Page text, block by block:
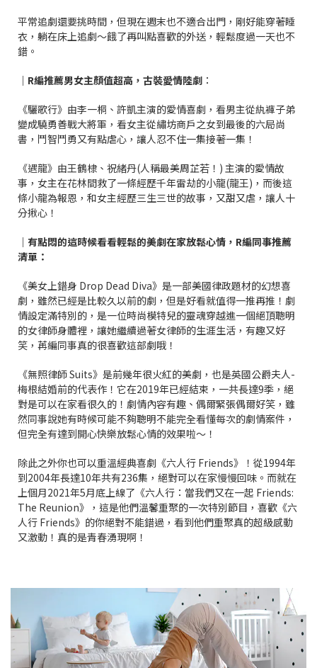
平常追劇還要挑時間，但現在週末也不適合出門，剛好能穿著睡
衣，躺在床上追劇～餓了再叫點喜歡的外送，輕鬆度過一天也不
錯。
｜R編推薦男女主顏值超高，古裝愛情陸劇 ：
《驪歌行》由李一桐、許凱主演的愛情喜劇，看男主從紈褲子弟
變成驍勇善戰大將軍，看女主從繡坊商戶之女到最後的六局尚
書，鬥智鬥勇又有點虐心，讓人忍不住一集接著一集！
《遇龍》由王鶴棣、祝緒丹(人稱最美周芷若！) 主演的愛情故
事，女主在花林間救了一條經歷千年雷劫的小龍(龍王)，而後這
條小龍為報恩，和女主經歷三生三世的故事，又甜又虐，讓人十
分揪心！
｜有點悶的這時候看看輕鬆的美劇在家放鬆心情，R編同事推薦
清單：
《美女上錯身 Drop Dead Diva》是一部美國律政題材的幻想喜
劇，雖然已經是比較久以前的劇，但是好看就值得一推再推！劇
情設定滿特別的，是一位時尚模特兒的靈魂穿越進一個絕頂聰明
的女律師身體裡，讓她繼續過著女律師的生涯生活，有趣又好
笑，苒編同事真的很喜歡這部劇哦！
《無照律師 Suits》是前幾年很火紅的美劇，也是英國公爵夫人-
梅根結婚前的代表作！它在2019年已經結束，一共長達9季，絕
對是可以在家看很久的！劇情內容有趣、偶爾緊張偶爾好笑，雖
然同事說她有時候可能不夠聰明不能完全看懂每次的劇情案件，
但完全有達到開心快樂放鬆心情的效果啦～！
除此之外你也可以重溫經典喜劇《六人行 Friends》！從1994年
到2004年長達10年共有236集，絕對可以在家慢慢回味。而就在
上個月2021年5月底上線了《六人行：當我們又在一起 Friends:
The Reunion》，這是他們溫馨重聚的一次特別節目，喜歡《六
人行 Friends》的你絕對不能錯過，看到他們重聚真的超級感動
又激動！真的是青春湧現啊！